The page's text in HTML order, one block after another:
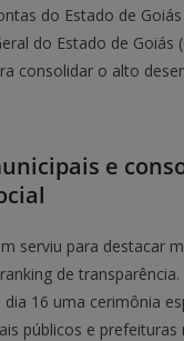
do Estado de Goiás
do Estado de Goiás
consolidar o alto
e
serviu para destacar
de transparência.
16 uma cerimônia
públicos e prefeituras